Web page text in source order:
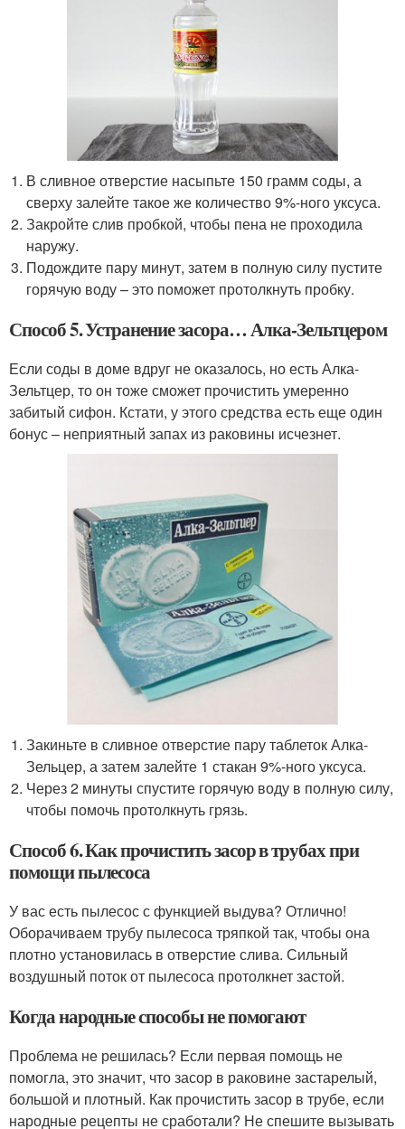
В сливное отверстие насыпьте 150 грамм соды, а
сверху залейте такое же количество 9%-ного уксуса.
Закройте слив пробкой, чтобы пена не проходила
наружу.
Подождите пару минут, затем в полную силу пустите
горячую воду – это поможет протолкнуть пробку.
Способ 5. Устранение засора… Алка-Зельтцером
Если соды в доме вдруг не оказалось, но есть Алка-
Зельтцер, то он тоже сможет прочистить умеренно
забитый сифон. Кстати, у этого средства есть еще один
бонус – неприятный запах из раковины исчезнет.
Закиньте в сливное отверстие пару таблеток Алка-
Зельцер, а затем залейте 1 стакан 9%-ного уксуса.
Через 2 минуты спустите горячую воду в полную силу,
чтобы помочь протолкнуть грязь.
Способ 6. Как прочистить засор в трубах при
помощи пылесоса
У вас есть пылесос с функцией выдува? Отлично!
Оборачиваем трубу пылесоса тряпкой так, чтобы она
плотно установилась в отверстие слива. Сильный
воздушный поток от пылесоса протолкнет застой.
Когда народные способы не помогают
Проблема не решилась? Если первая помощь не
помогла, это значит, что засор в раковине застарелый,
большой и плотный. Как прочистить засор в трубе, если
народные рецепты не сработали? Не спешите вызывать